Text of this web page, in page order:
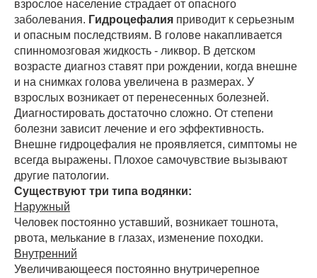
взрослое население страдает от опасного
заболевания. Гидроцефалия приводит к серьезным
и опасным последствиям. В голове накапливается
спинномозговая жидкость - ликвор. В детском
возрасте диагноз ставят при рождении, когда внешне
и на снимках голова увеличена в размерах. У
взрослых возникает от перенесенных болезней.
Диагностировать достаточно сложно. От степени
болезни зависит лечение и его эффективность.
Внешне гидроцефалия не проявляется, симптомы не
всегда выражены. Плохое самочувствие вызывают
другие патологии.
Существуют три типа водянки:
Наружный
Человек постоянно уставший, возникает тошнота,
рвота, мелькание в глазах, изменение походки.
Внутренний
Увеличивающееся постоянно внутричерепное